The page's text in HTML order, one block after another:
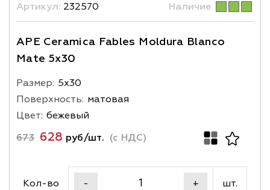
Артикул: 232570 Наличие
APE Ceramica Fables Moldura Blanco
Mate 5x30
Размер: 5х30
Поверхность: матовая
Цвет: бежевый
673 628 руб/шт. (с НДС)
Кол-во - + шт.